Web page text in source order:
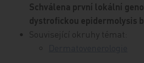
Schválena první lokální
dystrofickou epidermolysis
Související okruhy témat: